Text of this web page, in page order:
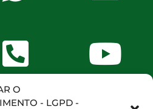
O
- LGPD -